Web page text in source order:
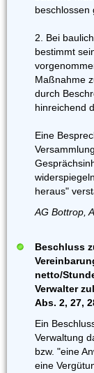
beschlossen
2. Bei
bestimmt
Maßnahme
durch
hinreichend
Eine
heraus"
AG Bottrop,
Beschluss
netto/
Verwalter
Abs. 2, 27,
Ein
Verwaltung
bzw. "eine
eine